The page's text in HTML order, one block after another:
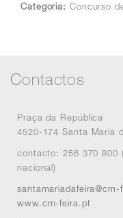
Categoria: Concurso
Contactos
Praça da República
4520-174 Santa Maria
contacto: 256 370 800
nacional)
santamariadafeira@cm-
www.cm-feira.pt